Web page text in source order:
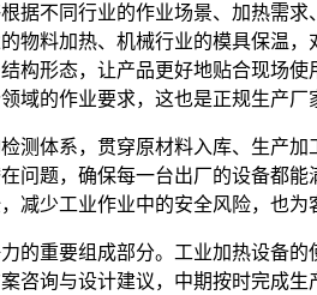
据不同行业的作业场景、加热需
物料加热、机械行业的模具保温，
构形态，让产品更好地贴合现场
的作业要求，这也是正规生产厂
测体系，贯穿原材料入库、生产
问题，确保每一台出厂的设备都
少工业作业中的安全风险，也
的重要组成部分。工业加热设备
咨询与设计建议，中期按时完成